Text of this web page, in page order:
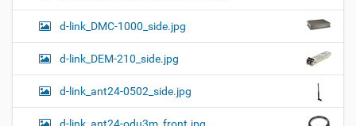
d-link_DMC-1000_side.jpg
d-link_DEM-210_side.jpg
d-link_ant24-0502_side.jpg
d-link_ant24-odu3m_front.jpg